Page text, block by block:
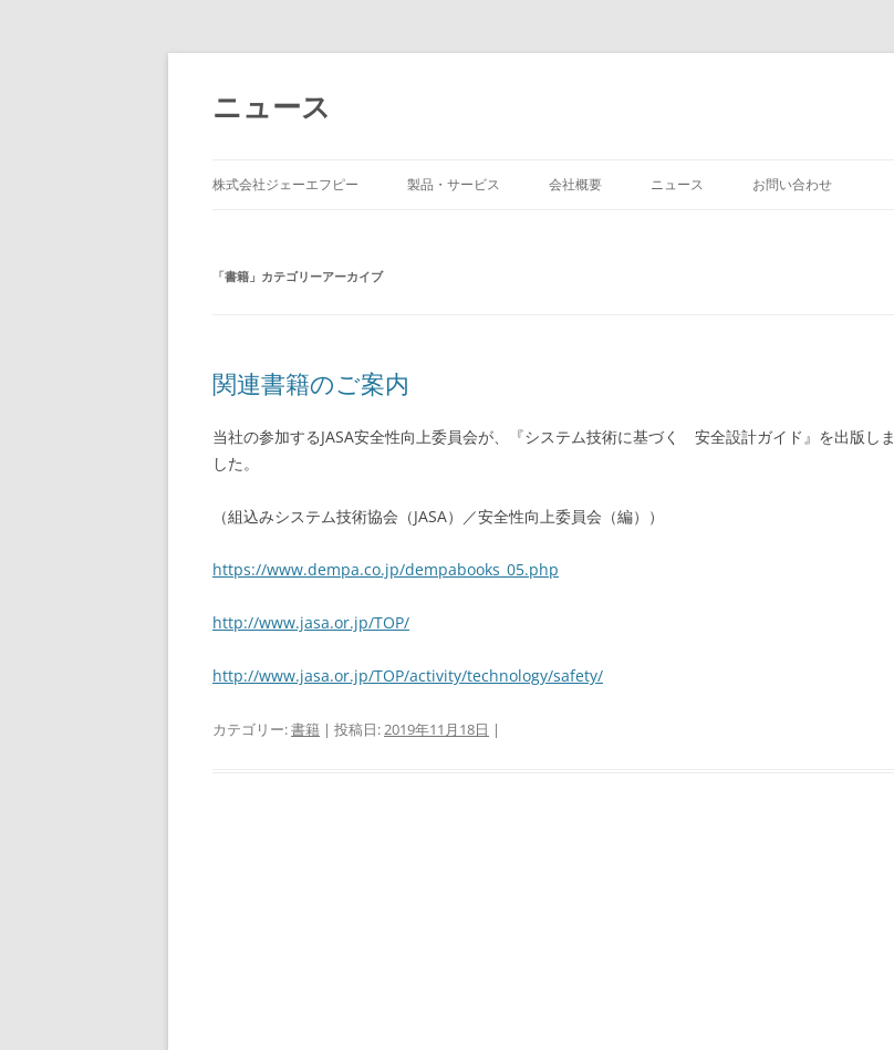
コ
ン
ツ
ッ
プ
ニュース
株式会社ジェーエフピー 製品・サービス 会社概要 ニュース お問い合わせ
「書籍 」カテゴリーアーカイブ
関連書籍のご案内
当社の参加するJASA安全性向上委員会が、『システム技術に基づく 安全設計ガイド』を出版しま
した。
（組込みシステム技術協会（JASA）／安全性向上委員会（編））
https://www.dempa.co.jp/dempabooks_05.php
http://www.jasa.or.jp/TOP/
http://www.jasa.or.jp/TOP/activity/technology/safety/
カテゴリー:書籍 | 投稿日:2019年11月18日 |